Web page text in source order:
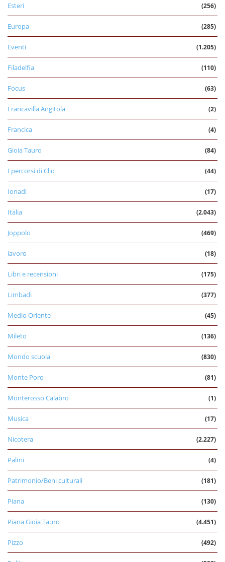
Esteri (256)
Europa (285)
Eventi (1.205)
Filadelfia (110)
Focus (63)
Francavilla Angitola (2)
Francica (4)
Gioia Tauro (84)
I percorsi di Clio (44)
Ionadi (17)
Italia (2.043)
Joppolo (469)
lavoro (18)
Libri e recensioni (175)
Limbadi (377)
Medio Oriente (45)
Mileto (136)
Mondo scuola (830)
Monte Poro (81)
Monterosso Calabro (1)
Musica (17)
Nicotera (2.227)
Palmi (4)
Patrimonio/Beni culturali (181)
Piana (130)
Piana Gioia Tauro (4.451)
Pizzo (492)